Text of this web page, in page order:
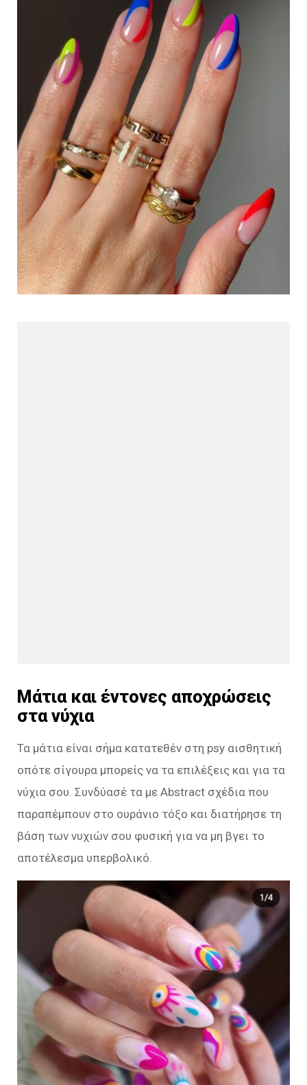
Μάτια και έντονες αποχρώσεις
στα νύχια
Τα μάτια είναι σήμα κατατεθέν στη psy αισθητική
οπότε σίγουρα μπορείς να τα επιλέξεις και για τα
νύχια σου. Συνδύασέ τα με Abstract σχέδια που
παραπέμπουν στο ουράνιο τόξο και διατήρησε τη
βάση των νυχιών σου φυσική για να μη βγει το
αποτέλεσμα υπερβολικό.